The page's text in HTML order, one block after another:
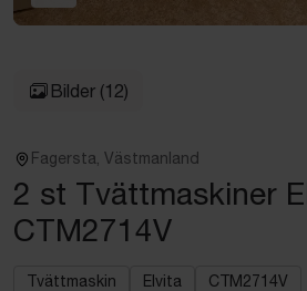
Bilder (12)
Fagersta, Västmanland
2 st Tvättmaskiner
CTM2714V
Tvättmaskin Elvita CTM2714V